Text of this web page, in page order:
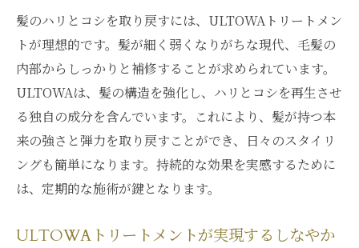
髪のハリとコシを取り戻すには、ULTOWAトリートメン
トが理想的です。髪が細く弱くなりがちな現代、毛髪の
内部からしっかりと補修することが求められています。
ULTOWAは、髪の構造を強化し、ハリとコシを再生させ
る独自の成分を含んでいます。これにより、髪が持つ本
来の強さと弾力を取り戻すことができ、日々のスタイリ
ングも簡単になります。持続的な効果を実感するために
は、定期的な施術が鍵となります。
ULTOWAトリートメントが実現するしなやか